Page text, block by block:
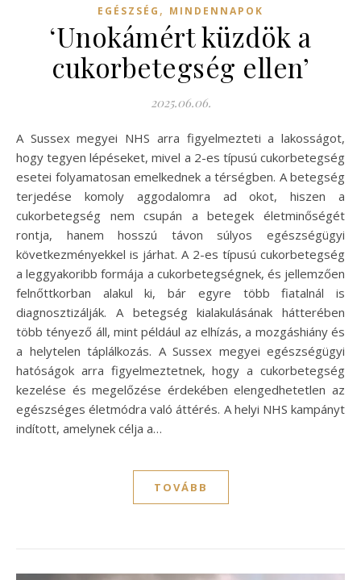
EGÉSZSÉG , MINDENNAPOK
‘Unokámért küzdök a
cukorbetegség ellen’
2025.06.06.
A Sussex megyei NHS arra figyelmezteti a lakosságot,
hogy tegyen lépéseket, mivel a 2-es típusú cukorbetegség
esetei folyamatosan emelkednek a térségben. A betegség
terjedése komoly aggodalomra ad okot, hiszen a
cukorbetegség nem csupán a betegek életminőségét
rontja, hanem hosszú távon súlyos egészségügyi
következményekkel is járhat. A 2-es típusú cukorbetegség
a leggyakoribb formája a cukorbetegségnek, és jellemzően
felnőttkorban alakul ki, bár egyre több fiatalnál is
diagnosztizálják. A betegség kialakulásának hátterében
több tényező áll, mint például az elhízás, a mozgáshiány és
a helytelen táplálkozás. A Sussex megyei egészségügyi
hatóságok arra figyelmeztetnek, hogy a cukorbetegség
kezelése és megelőzése érdekében elengedhetetlen az
egészséges életmódra való áttérés. A helyi NHS kampányt
indított, amelynek célja a…
TOVÁBB